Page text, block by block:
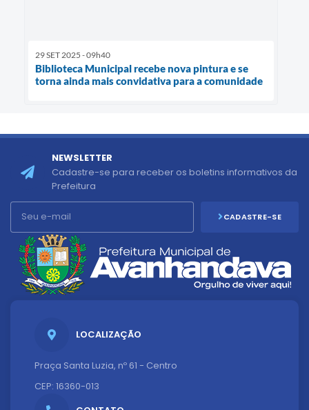
29 SET 2025 - 09h40
Biblioteca Municipal recebe nova pintura e se
torna ainda mais convidativa para a comunidade
LOCALIZAÇÃO
Praça Santa Luzia, nº 61 - Centro
CEP: 16360-013
NEWSLETTER
Cadastre-se para receber os boletins informativos da
Prefeitura
CADASTRE-SE